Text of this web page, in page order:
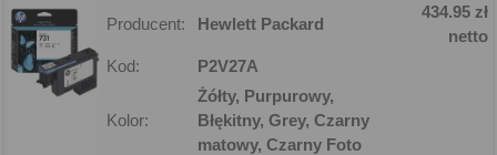
Producent: Hewlett Packard
434.95 zł
netto
Kod:
P2V27A
Kolor:
Żółty, Purpurowy,
Błękitny, Grey, Czarny
matowy, Czarny Foto